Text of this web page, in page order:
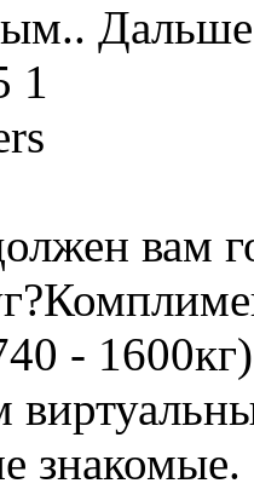
1
вам
-